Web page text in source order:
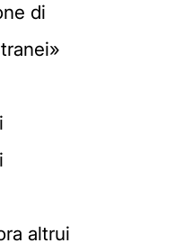
di
altrui